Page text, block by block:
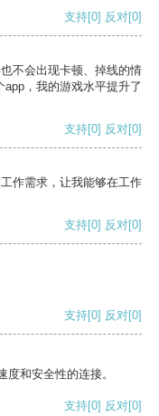
支持[0] 反对[0]
不会出现卡顿、掉线的情
，我的游戏水平提升了
支持[0] 反对[0]
作需求，让我能够在工作
支持[0] 反对[0]
支持[0] 反对[0]
和安全性的连接。
支持[0] 反对[0]